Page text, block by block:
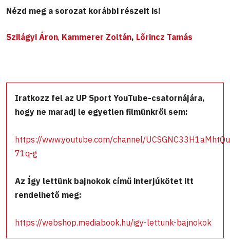
Nézd meg a sorozat korábbi részeit is!
Szilágyi Áron, Kammerer Zoltán, Lőrincz Tamás
Iratkozz fel az UP Sport YouTube-csatornájára,
hogy ne maradj le egyetlen filmünkről sem:
https://www.youtube.com/channel/
71q-g
Az Így lettünk bajnokok című interjúkötet itt
rendelhető meg:
https://webshop.mediabook.hu/igy-lettunk-bajnokok